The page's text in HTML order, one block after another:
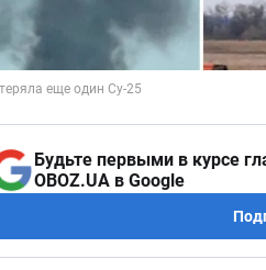
Будьте первыми в курсе
OBOZ.UA в Google